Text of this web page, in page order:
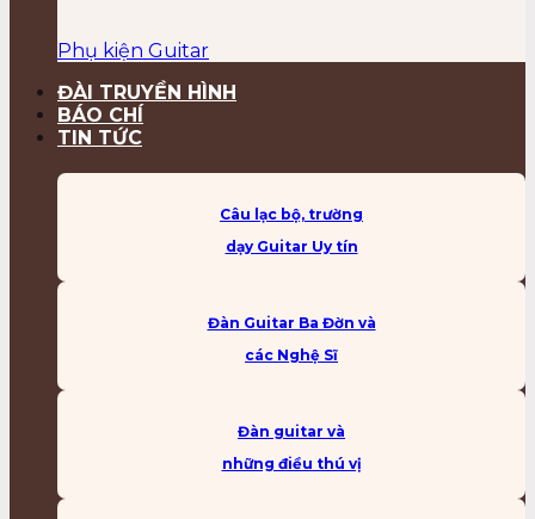
Phụ kiện Guitar
ĐÀI TRUYỀN HÌNH
BÁO CHÍ
TIN TỨC
Câu lạc bộ, trường
dạy Guitar Uy tín
Đàn Guitar Ba Đờn và
các Nghệ Sĩ
Đàn guitar và
những điều thú vị